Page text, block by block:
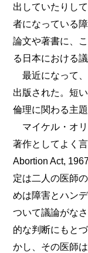
出していたりし
者になっている
論文や著書に、
る日本における
最近になって
出版された。短
倫理に関わる主
マイケル・オ
著作としてよく
Abortion Act,
定は二人の医師
めは障害とハン
ついて議論がな
的な判断にもと
かし、その医師